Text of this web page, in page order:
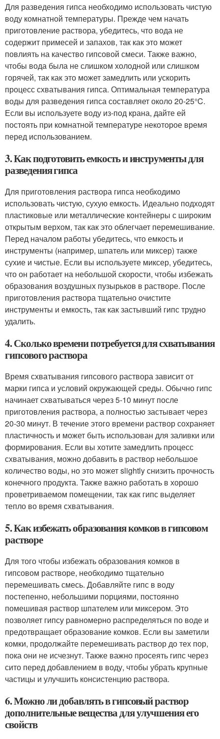
Для разведения гипса необходимо использовать чистую
воду комнатной температуры. Прежде чем начать
приготовление раствора, убедитесь, что вода не
содержит примесей и запахов, так как это может
повлиять на качество гипсовой смеси. Также важно,
чтобы вода была не слишком холодной или слишком
горячей, так как это может замедлить или ускорить
процесс схватывания гипса. Оптимальная температура
воды для разведения гипса составляет около 20-25°C.
Если вы используете воду из-под крана, дайте ей
постоять при комнатной температуре некоторое время
перед использованием.
3. Как подготовить емкость и инструменты для
разведения гипса
Для приготовления раствора гипса необходимо
использовать чистую, сухую емкость. Идеально подходят
пластиковые или металлические контейнеры с широким
открытым верхом, так как это облегчает перемешивание.
Перед началом работы убедитесь, что емкость и
инструменты (например, шпатель или миксер) также
сухие и чистые. Если вы используете миксер, убедитесь,
что он работает на небольшой скорости, чтобы избежать
образования воздушных пузырьков в растворе. После
приготовления раствора тщательно очистите
инструменты и емкость, так как застывший гипс трудно
удалить.
4. Сколько времени потребуется для схватывания
гипсового раствора
Время схватывания гипсового раствора зависит от
марки гипса и условий окружающей среды. Обычно гипс
начинает схватываться через 5-10 минут после
приготовления раствора, а полностью застывает через
20-30 минут. В течение этого времени раствор сохраняет
пластичность и может быть использован для заливки или
формирования. Если вы хотите замедлить процесс
схватывания, можно добавить в раствор небольшое
количество воды, но это может slightly снизить прочность
конечного продукта. Также важно работать в хорошо
проветриваемом помещении, так как гипс выделяет
тепло во время схватывания.
5. Как избежать образования комков в гипсовом
растворе
Для того чтобы избежать образования комков в
гипсовом растворе, необходимо тщательно
перемешивать смесь. Добавляйте гипс в воду
постепенно, небольшими порциями, постоянно
помешивая раствор шпателем или миксером. Это
позволяет гипсу равномерно распределяться по воде и
предотвращает образование комков. Если вы заметили
комки, продолжайте перемешивать раствор до тех пор,
пока они не исчезнут. Также важно просеять гипс через
сито перед добавлением в воду, чтобы убрать крупные
частицы и улучшить консистенцию раствора.
6. Можно ли добавлять в гипсовый раствор
дополнительные вещества для улучшения его
свойств